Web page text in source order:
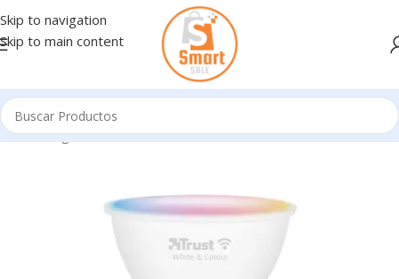
Skip to navigation
Skip to main content
Inicio/Ingresando